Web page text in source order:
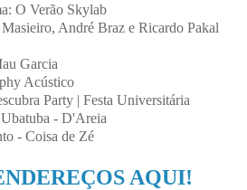
O Verão Skylab
André Braz e Ricardo Pakal
Garcia
Acústico
Party | Festa Universitária
- D'Areia
- Coisa de Zé
AQUI!